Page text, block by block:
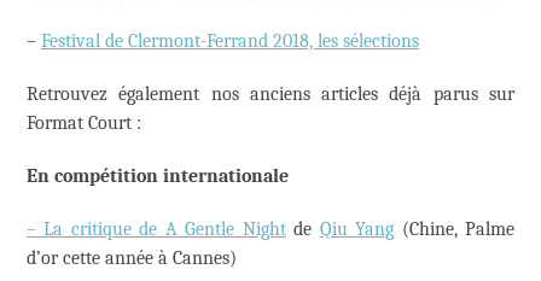
– Festival de Clermont-Ferrand 2018, les sélections
Retrouvez également nos anciens articles déjà parus sur
Format Court :
En compétition internationale
– La critique de A Gentle Nightde Qiu Yang (Chine, Palme
d’or cette année à Cannes)